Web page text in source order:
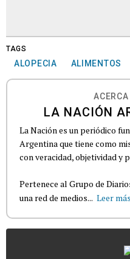
TAGS
ALOPECIA ALIMENTOS
LA NACIÓN
La Nación es un periódico
Argentina que tiene como
con veracidad, objetividad y
Pertenece al Grupo de
una red de medios... Leer más